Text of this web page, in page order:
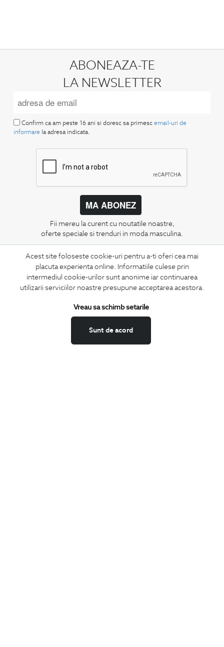
Acest site foloseste cookie-uri pentru a-ti oferi cea mai
placuta experienta online. Informatiile culese prin
intermediul cookie-urilor sunt anonime iar continuarea
utilizarii serviciilor noastre presupune acceptarea acestora.
Sunt de acord
Vreau sa schimb setarile
ABONEAZA-TE
LA NEWSLETTER
Confirm ca am peste 16 ani si doresc sa primesc email-uri de
informare la adresa indicata.
MA ABONEZ
Fii mereu la curent cu noutatile noastre,
oferte speciale si trenduri in moda masculina.
CONCIERGE
Termeni si conditii
Schimburi si retur
Feedback site
ANPC